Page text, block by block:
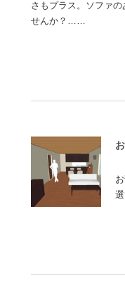
さもプラス。ソファ
せんか？……